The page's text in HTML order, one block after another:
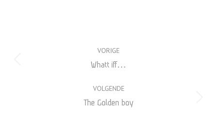
VORIGE
Previous
Whatt iff…
VOLGENDE
Next
The Golden boy